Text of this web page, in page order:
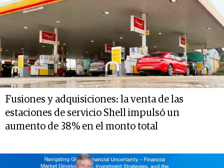
Fusiones y adquisiciones: la venta de las
estaciones de servicio Shell impulsó un
aumento de 38% en el monto total